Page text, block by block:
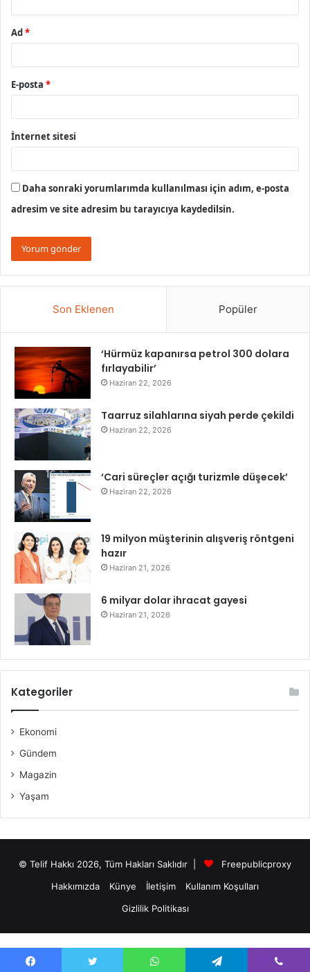
Ad*
E-posta *
İnternet sitesi
Daha sonraki yorumlarımda kullanılması için adım, e-posta
adresim ve site adresim bu tarayıcıya kaydedilsin.
Son Eklenen Popüler
‘Hürmüz kapanırsa petrol 300 dolara
fırlayabilir’
Haziran 22, 2026
Taarruz silahlarına siyah perde çekildi
Haziran 22, 2026
‘Cari süreçler açığı turizmle düşecek’
Haziran 22, 2026
19 milyon müşterinin alışveriş röntgeni
hazır
Haziran 21, 2026
6 milyar dolar ihracat gayesi
Haziran 21, 2026
Kategoriler
Ekonomi
Gündem
Magazin
Yaşam
© Telif Hakkı 2026, Tüm Hakları Saklıdır |
Freepublicproxy
Hakkımızda
Künye İletişim
Kullanım Koşulları
Gizlilik Politikası
antalya escort bayanları